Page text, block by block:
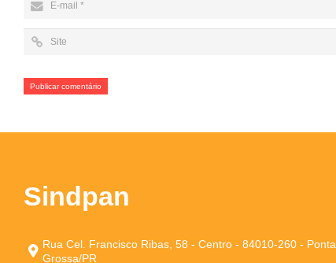
Sindpan
Rua Cel. Francisco Ribas, 58 - Centro - 84010-260 - Ponta
Grossa/PR